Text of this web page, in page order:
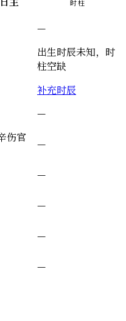
时柱
—
出生时辰未知，时
柱空缺
补充时辰
—
伤官
—
—
—
—
—